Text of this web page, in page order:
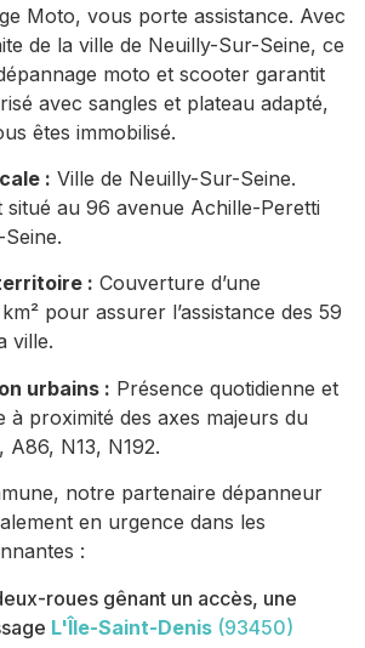
Moto, vous porte assistance. Avec
de la ville de Neuilly-Sur-Seine, ce
moto et scooter garantit
avec sangles et plateau adapté,
êtes immobilisé.
: Ville de Neuilly-Sur-Seine.
situé au 96 avenue Achille-Peretti
: Couverture d’une
pour assurer l’assistance des 59
ville.
urbains : Présence quotidienne et
à proximité des axes majeurs du
A86, N13, N192.
notre partenaire dépanneur
en urgence dans les
:
roues gênant un accès, une
L'Île-Saint-Denis (93450)